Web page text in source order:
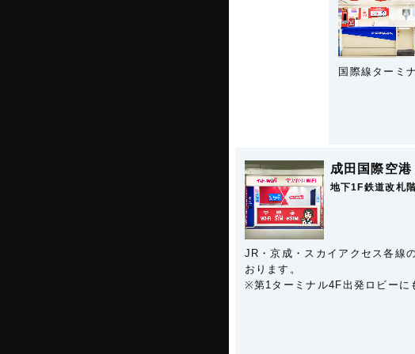
国際線ターミ
成田国際空
地下1F鉄道改札
JR・京成・スカイアクセス各線
おります。
※第1ターミナル4F出発ロビーに